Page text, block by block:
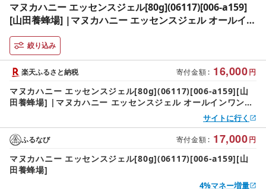
マヌカハニー エッセンスジェル[80g](06117)[006-a159]
[山田養蜂場] |マヌカハニー エッセンスジェル オールイン
ワンジェル 美容液ジェル スキンケア 保湿 コスメ 岡山県
鏡野町絞り込み
寄付金額 : 16,000円
楽天ふるさと納税
マヌカハニー エッセンスジェル[80g](06117)[006-a159][山
田養蜂場] |マヌカハニー エッセンスジェル オールインワンジ
ェル 美容液ジェル スキンケア 保湿 コスメ 岡山県 鏡野町
サイトに行く
寄付金額 : 17,000円
ふるなび
マヌカハニー エッセンスジェル[80g](06117)[006-a159][山
田養蜂場]
4%マネー増量